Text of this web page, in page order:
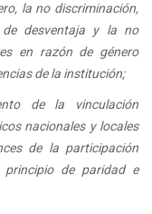
la no discriminación,
desventaja y la no
en razón de género
de la institución;
de la vinculación
nacionales y locales
de la participación
de paridad e